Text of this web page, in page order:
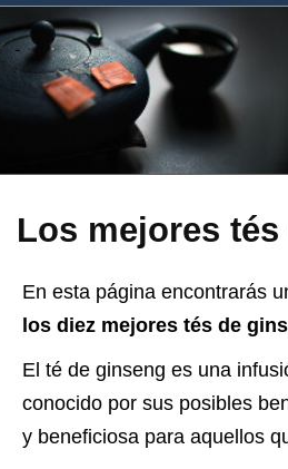
Los mejores
En esta página encontrarás
los diez mejores tés de
El té de ginseng es una
conocido por sus posibles
y beneficiosa para aquellos